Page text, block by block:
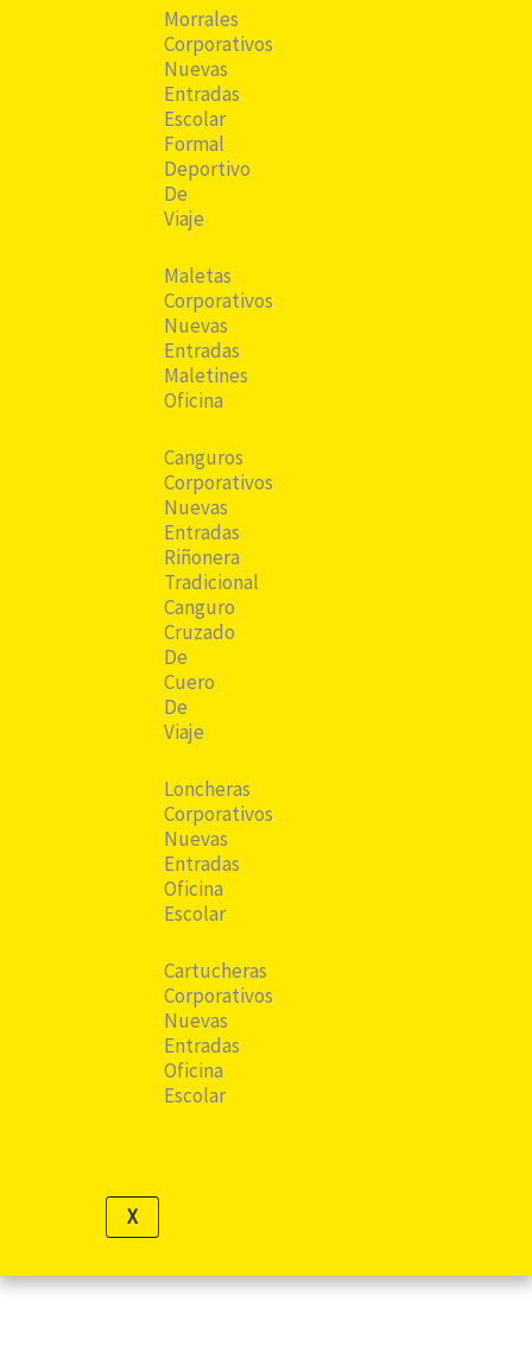
Morrales
Corporativos
Nuevas
Entradas
Escolar
Formal
Deportivo
De
Viaje
Maletas
Corporativos
Nuevas
Entradas
Maletines
Oficina
Canguros
Corporativos
Nuevas
Entradas
Riñonera
Tradicional
Canguro
Cruzado
De
Cuero
De
Viaje
Loncheras
Corporativos
Nuevas
Entradas
Oficina
Escolar
Cartucheras
Corporativos
Nuevas
Entradas
Oficina
Escolar
X